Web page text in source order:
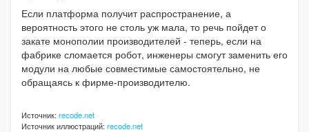
Если платформа получит распространение, а
вероятность этого не столь уж мала, то речь пойдет о
закате монополии производителей - теперь, если на
фабрике сломается робот, инженеры смогут заменить его
модули на любые совместимые самостоятельно, не
обращаясь к фирме-производителю.
Источник:recode.net
Источник иллюстраций:recode.net